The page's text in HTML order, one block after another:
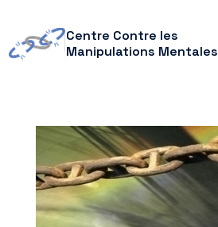
Centre Contre les
Manipulations Mentales